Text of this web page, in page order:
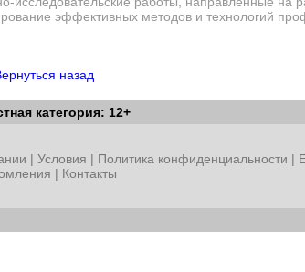
эффективных методов и технологий
назад
категория: 12+
| Условия | Политика конфиденциальности |
| Контакты